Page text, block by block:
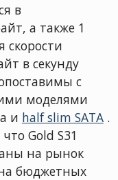
в
а также 1
скорости
в секунду
с
моделями
и half slim SATA.
Gold S31
на рынок
бюджетных